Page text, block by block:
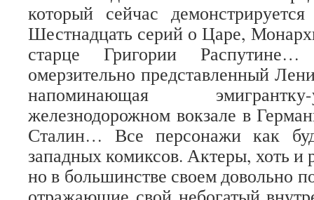
который сейчас
Шестнадцать серий о Царе,
старце Григории
омерзительно представленный
напоминающая
железнодорожном вокзале в
Сталин… Все персонажи как
западных комиксов. Актеры, хоть и
но в большинстве своем довольно